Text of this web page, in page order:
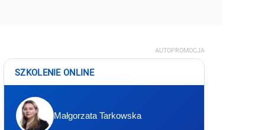
AUTOPROMOCJA
SZKOLENIE ONLINE
Małgorzata Tarkowska